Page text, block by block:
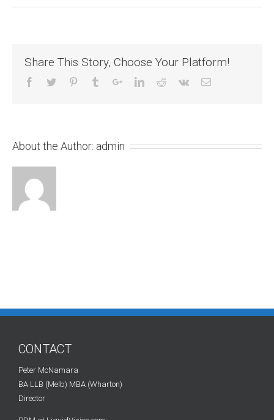
Share This Story, Choose Your Platform!
About the Author: admin
CONTACT
Peter McNamara
BA LLB (Melb) MBA (Wharton)
Director